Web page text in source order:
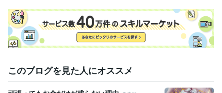
経験職種
カスタマーサポート・カスタマーサクセス / カスタマーサポート・ヘ
ルプデスク
経験年数 : 5年
職歴
このブログを見た人にオススメ